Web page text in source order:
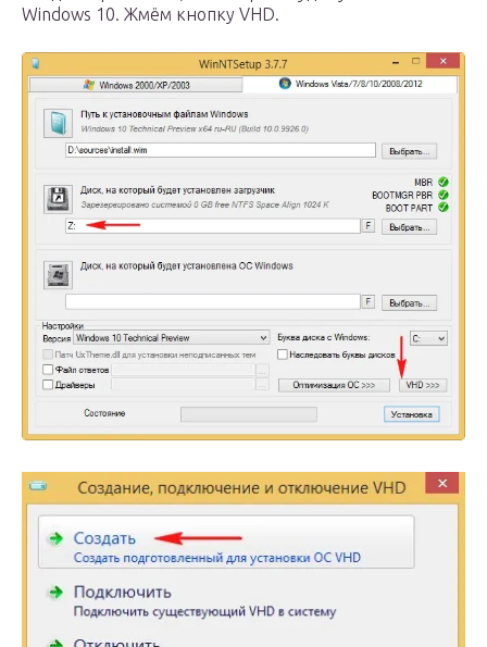
Windows 10. Жмём кнопку VHD.